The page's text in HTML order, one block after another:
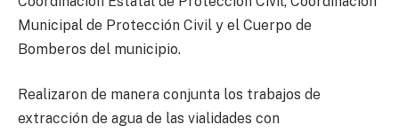
Municipal de Protección Civil y el Cuerpo de
Bomberos del municipio.
Realizaron de manera conjunta los trabajos de
extracción de agua de las vialidades con